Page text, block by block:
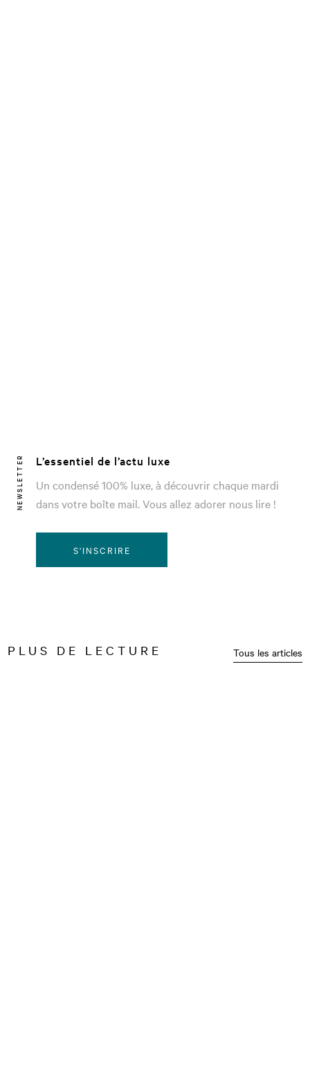
NEWSLETTER
L’essentiel de l’actu luxe
Un condensé 100% luxe, à découvrir chaque mardi
dans votre boîte mail. Vous allez adorer nous lire !
S'INSCRIRE
PLUS DE LECTURE Tous les articles